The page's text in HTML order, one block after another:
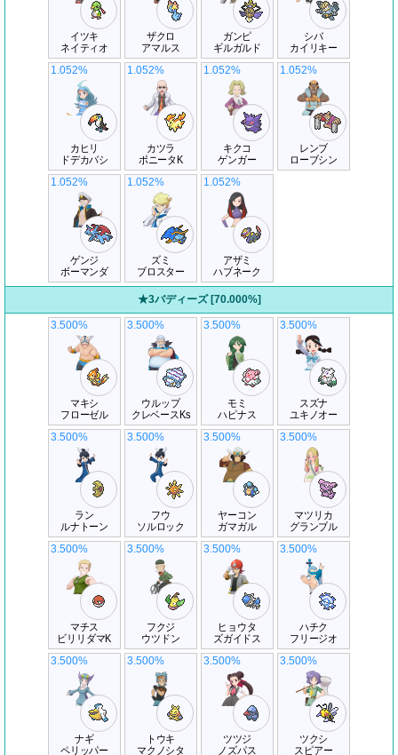
イツキ
ネイティオ
ザクロ
アマルス
ガンピ
ギルガルド
シバ
カイリキー
カヒリ
ドデカバシ
1.052%
カツラ
ポニータK
1.052%
キクコ
ゲンガー
1.052%
レンブ
ローブシン
1.052%
ゲンジ
ボーマンダ
1.052%
ズミ
ブロスター
1.052%
アザミ
ハブネーク
1.052%
★3バディーズ [70.000%]
マキシ
フローゼル
3.500%
ウルップ
クレベースKs
3.500%
モミ
ハピナス
3.500%
スズナ
ユキノオー
3.500%
ラン
ルナトーン
3.500%
フウ
ソルロック
3.500%
ヤーコン
ガマガル
3.500%
マツリカ
グランブル
3.500%
マチス
ビリリダマK
3.500%
フクジ
ウツドン
3.500%
ヒョウタ
ズガイドス
3.500%
ハチク
フリージオ
3.500%
ナギ
ペリッパー
3.500%
トウキ
マクノシタ
3.500%
ツツジ
ノズパス
3.500%
ツクシ
スピアー
3.500%